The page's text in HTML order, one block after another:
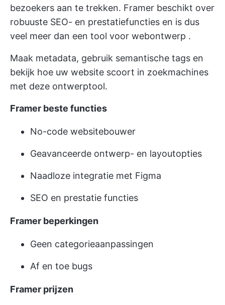
bezoekers aan te trekken. Framer beschikt over
robuuste SEO- en prestatiefuncties en is dus
veel meer dan een tool voor webontwerp .
Maak metadata, gebruik semantische tags en
bekijk hoe uw website scoort in zoekmachines
met deze ontwerptool.
Framer beste functies
No-code websitebouwer
Geavanceerde ontwerp- en layoutopties
Naadloze integratie met Figma
SEO en prestatie functies
Framer beperkingen
Geen categorieaanpassingen
Af en toe bugs
Framer prijzen